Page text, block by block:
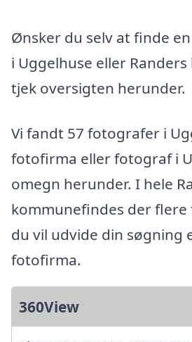
Ønsker du selv at finde
i Uggelhuse eller
tjek oversigten herunder.
Vi fandt 57 fotografer i
fotofirma eller fotograf i
omegn herunder. I hele
kommunefindes der flere
du vil udvide din søgning
fotofirma.
360View